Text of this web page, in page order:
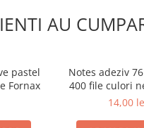
AU
pastel
Fornax
Notes adeziv
400 file culori
14,00